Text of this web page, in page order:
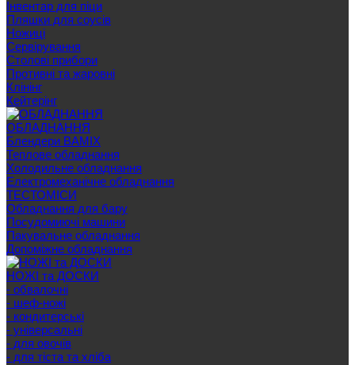
Інвентар для піци
Пляшки для соусів
Ножиці
Сервірування
Cтолові прибори
Противні та жаровні
Клінінг
Кейтерінг
ОБЛАДНАННЯ
Блендери BAMIX
Теплове обладнання
Холодильне обладнання
Електромеханічне обладнання
ТЕСТОМІСИ
Обладнання для бару
Посудомиючі машини
Пакувальне обладнання
Допоміжне обладнання
НОЖІ та ДОСКИ
- обвалочні
- шеф-ножі
- кондитерські
- універсальні
- для овочів
- для тіста та хліба